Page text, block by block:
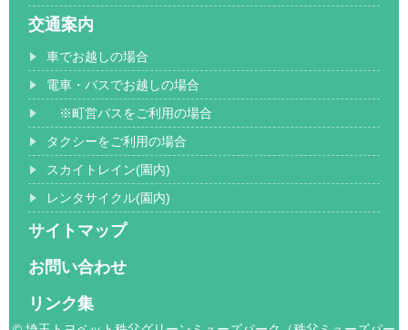
交通案内
車でお越しの場合
電車・バスでお越しの場合
※町営バスをご利用の場合
タクシーをご利用の場合
スカイトレイン(園内)
レンタサイクル(園内)
サイトマップ
お問い合わせ
リンク集